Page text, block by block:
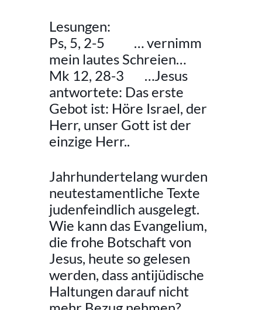
Lesungen:
Ps, 5, 2-5 … vernimm
mein lautes Schreien…
Mk 12, 28-3 …Jesus
antwortete: Das erste
Gebot ist: Höre Israel, der
Herr, unser Gott ist der
einzige Herr..
Jahrhundertelang wurden
neutestamentliche Texte
judenfeindlich ausgelegt.
Wie kann das Evangelium,
die frohe Botschaft von
Jesus, heute so gelesen
werden, dass antijüdische
Haltungen darauf nicht